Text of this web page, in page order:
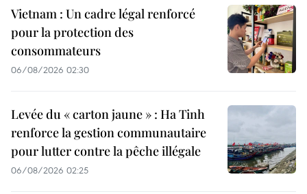
Vietnam : Un cadre légal renforcé
pour la protection des
consommateurs
06/08/2026 02:30
Levée du « carton jaune » : Ha Tinh
renforce la gestion communautaire
pour lutter contre la pêche illégale
06/08/2026 02:25